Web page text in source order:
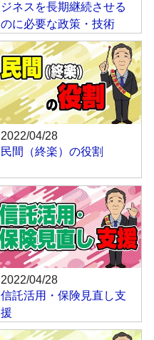
ジネスを長期継続させる
のに必要な政策・技術
2022/04/28
民間（終楽）の役割
2022/04/28
信託活用・保険見直し支
援